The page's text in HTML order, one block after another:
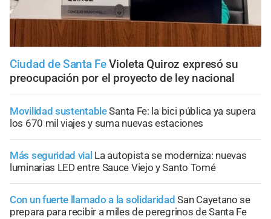
Ciudad de Santa Fe Violeta Quiroz expresó su
preocupación por el proyecto de ley nacional
Movilidad sustentableSanta Fe: la bici pública ya supera
los 670 mil viajes y suma nuevas estaciones
Más seguridad vial La autopista se moderniza: nuevas
luminarias LED entre Sauce Viejo y Santo Tomé
Con un fuerte llamado a la solidaridad San Cayetano se
prepara para recibir a miles de peregrinos de Santa Fe